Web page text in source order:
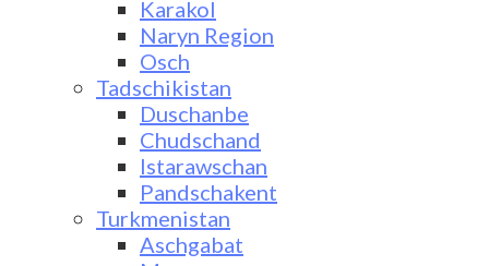
Karakol
Naryn Region
Osch
Tadschikistan
Duschanbe
Chudschand
Istarawschan
Pandschakent
Turkmenistan
Aschgabat